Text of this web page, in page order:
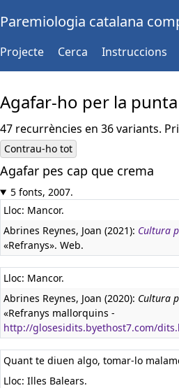
Paremiologia catalana
Projecte Cerca Instruccions
Agafar-ho per la
47 recurrències en 36 variants.
Contrau-ho tot
Agafar pes cap que crema
5 fonts, 2007.
Lloc: Mancor.
Abrines Reynes, Joan (2021): Cultura
«Refranys». Web.
Lloc: Mancor.
Abrines Reynes, Joan (2020): Cultura
«Refranys mallorquins -
http://glosesidits.byethost7.com/
Quant te diuen algo, tomar-lo
Lloc: Illes Balears.